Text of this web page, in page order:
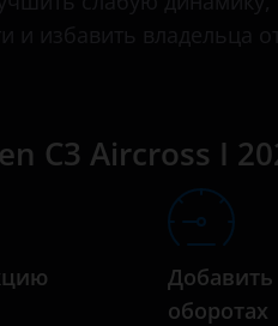
C4 Aircross
C3 Aircross I
Добавить
оборотах